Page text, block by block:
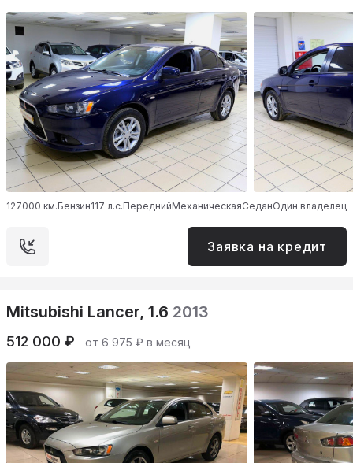
127000 км.Бензин117 л.с.ПереднийМеханическаяСеданОдин владелец
Заявка на кредит
Mitsubishi Lancer, 1.6 2013
512 000 ₽ от 6 975 ₽ в месяц